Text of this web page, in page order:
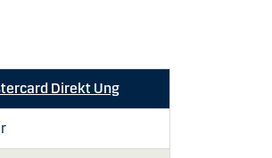
Direkt Ung